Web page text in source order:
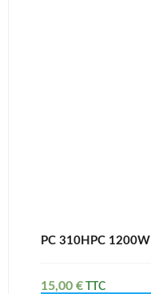
PC 310HPC 1200W
15,00 €